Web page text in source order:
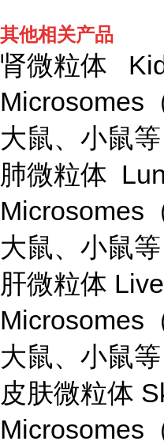
其他相关产品
肾微粒体
Microsomes
大鼠、小鼠等
肺微粒体
Microsomes
大鼠、小鼠等
肝微粒体
Microsomes
大鼠、小鼠等
皮肤微粒体
Microsomes